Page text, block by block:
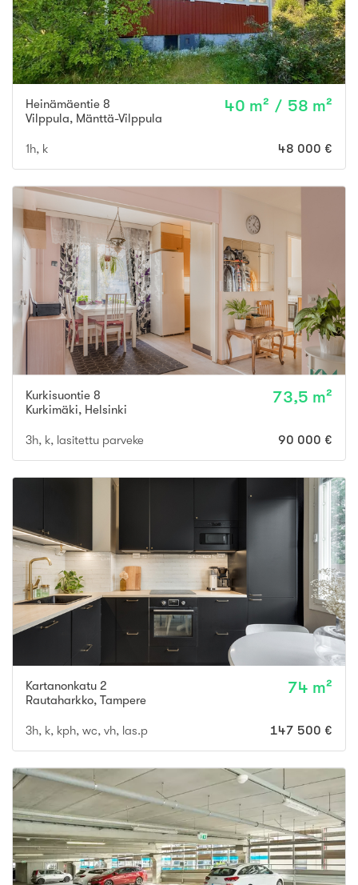
Heinämäentie 8
Vilppula, Mänttä-Vilppula
40 m² / 58 m²
1h, k 48 000 €
Kurkisuontie 8
Kurkimäki, Helsinki
73,5 m²
3h, k, lasitettu parveke 90 000 €
Kartanonkatu 2
Rautaharkko, Tampere
74 m²
3h, k, kph, wc, vh, las.p 147 500 €